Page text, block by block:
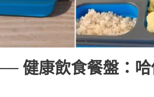
健康飲食餐盤：